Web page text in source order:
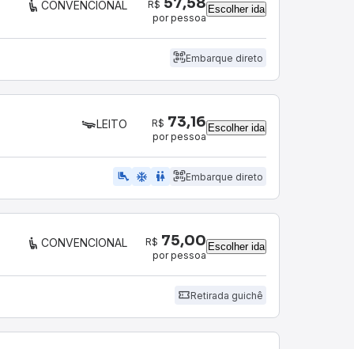
CONVENCIONAL R$
por pessoa
Escolher ida
Embarque direto
LEITO R$ 73,16
por pessoa
Escolher ida
airline_seat_legroom_extra ac_unit wc Embarque direto
CONVENCIONAL R$ 75,00
por pessoa
Escolher ida
Retirada guichê